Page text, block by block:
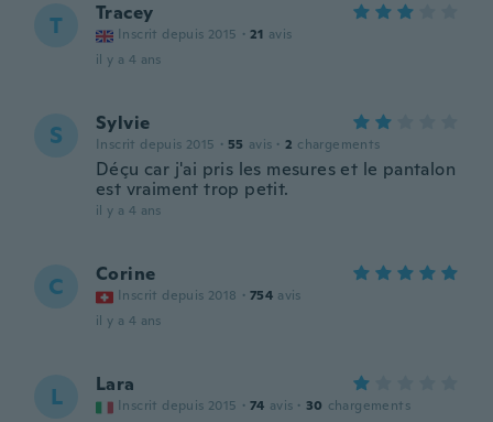
T Tracey
Inscrit depuis 2015 · 21 avis
il y a 4 ans
S Sylvie
Inscrit depuis 2015 · 55 avis · 2 chargements
Déçu car j'ai pris les mesures et le pantalon
est vraiment trop petit.
il y a 4 ans
C Corine
Inscrit depuis 2018 · 754 avis
il y a 4 ans
L Lara
Inscrit depuis 2015 · 74 avis · 30 chargements